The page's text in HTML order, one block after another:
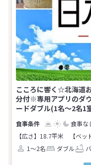
こころに響く☆北海道
分付※専用アプリのダ
ードダブル(1名～2名1
食事な
【広さ】18.7平米
【ベ
1～2名
ダブル